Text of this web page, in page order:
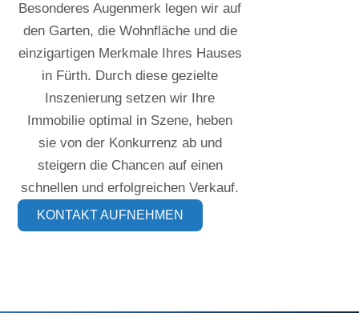
Besonderes Augenmerk legen wir auf
den Garten, die Wohnfläche und die
einzigartigen Merkmale Ihres Hauses
in Fürth. Durch diese gezielte
Inszenierung setzen wir Ihre
Immobilie optimal in Szene, heben
sie von der Konkurrenz ab und
steigern die Chancen auf einen
schnellen und erfolgreichen Verkauf.
KONTAKT AUFNEHMEN